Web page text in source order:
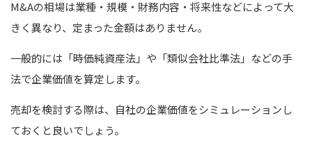
M&Aの相場は業種・規模・財務内容・将来性などによって大
きく異なり、定まった金額はありません。
一般的には「時価純資産法」や「類似会社比準法」などの手
法で企業価値を算定します。
売却を検討する際は、自社の企業価値をシミュレーションし
ておくと良いでしょう。